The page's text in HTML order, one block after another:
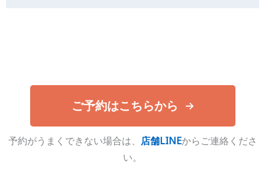
ご予約はこちらから
予約がうまくできない場合は、 店舗LINEからご連絡くださ
い。